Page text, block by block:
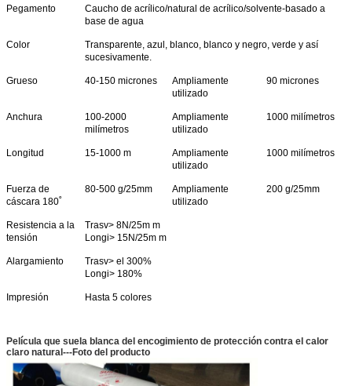
Deja un mensaje
¡Te llamaremos pronto!
Pegamento
Caucho de acrílico/natural de acrílico/solvente-basado a
base de agua
Color
Transparente, azul, blanco, blanco y negro, verde y así
sucesivamente.
Grueso 40-150 micrones
Ampliamente
utilizado
90 micrones
Anchura
100-2000
milímetros
Ampliamente
utilizado
1000 milímetros
Longitud 15-1000 m
Ampliamente
utilizado
1000 milímetros
Fuerza de
cáscara 180˚
80-500 g/25mm
Ampliamente
utilizado
200 g/25mm
Resistencia a la
tensión
Trasv> 8N/25m m
Longi> 15N/25m m
Alargamiento
Trasv> el 300%
Longi> 180%
Impresión Hasta 5 colores
Película que suela blanca del encogimiento de protección contra el calor
claro natural---Foto del producto